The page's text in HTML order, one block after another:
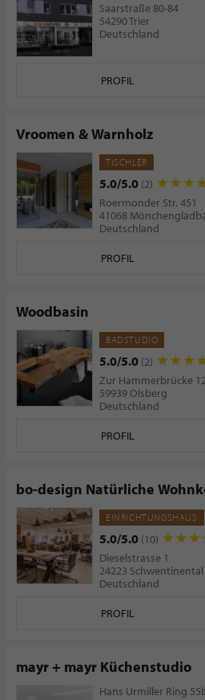
Saarstraße 80-84
54290 Trier
Deutschland
PROFIL
Vroomen & Warnholz
TISCHLER
5.0/5.0 (2)
Roermonder Str. 451
41068
Deutschland
PROFIL
Woodbasin
BADSTUDIO
5.0/5.0 (2)
Zur Hammerbrücke
59939 Olsberg
Deutschland
PROFIL
bo-design Natürliche
EINRICHTUNGSHAUS
5.0/5.0 (10)
Dieselstrasse 1
24223 Schwentinental
Deutschland
PROFIL
mayr + mayr Küchenstudio
Hans Urmiller Ring